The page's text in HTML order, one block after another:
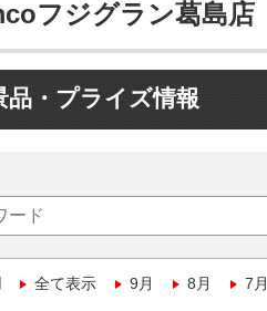
フジグラン葛島店
品・プライズ情報
全て表示 9月 8月 7月